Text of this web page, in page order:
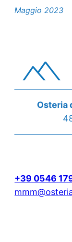
Maggio 2023
Osteria
+39 0546